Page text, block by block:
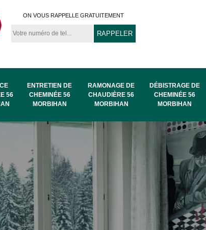
ON VOUS RAPPELLE GRATUITEMENT
56
ENTRETIEN DE
CHEMINÉE 56
MORBIHAN
RAMONAGE DE
CHAUDIÈRE 56
MORBIHAN
DÉBISTRAGE DE
CHEMINÉE 56
MORBIHAN
Ramonage 56
Morbihan
Ramonage de
chaudière 56
Morbihan